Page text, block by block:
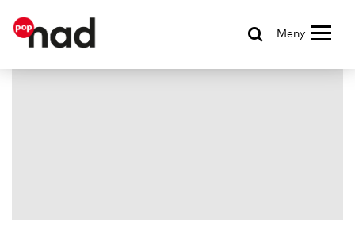
Meny